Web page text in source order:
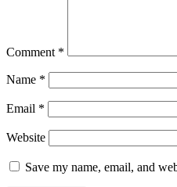
Comment *
Name *
Email *
Website
Save my name, email, and